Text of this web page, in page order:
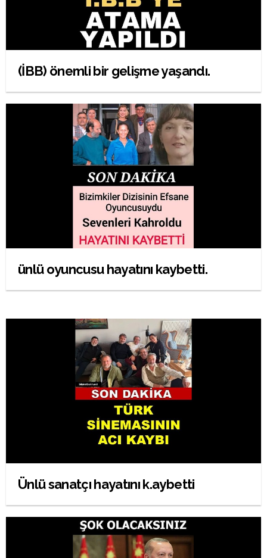
(İBB) önemli bir gelişme yaşandı.
ünlü oyuncusu hayatını kaybetti.
Ünlü sanatçı hayatını k.aybetti